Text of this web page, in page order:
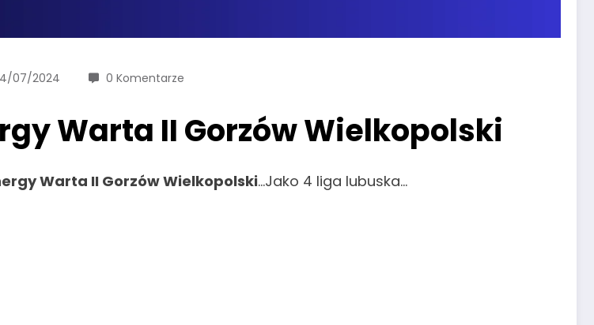
07/2024 0 Komentarze
Warta II Gorzów Wielkopolski
Warta II Gorzów Wielkopolski…Jako 4 liga lubuska…